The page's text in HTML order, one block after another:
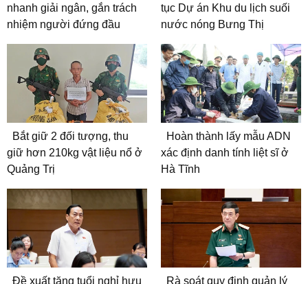
nhanh giải ngân, gắn trách
nhiệm người đứng đầu
tục Dự án Khu du lịch suối
nước nóng Bưng Thị
Bắt giữ 2 đối tượng, thu
giữ hơn 210kg vật liệu nổ ở
Quảng Trị
Hoàn thành lấy mẫu ADN
xác định danh tính liệt sĩ ở
Hà Tĩnh
Đề xuất tăng tuổi nghỉ hưu
Rà soát quy định quản lý